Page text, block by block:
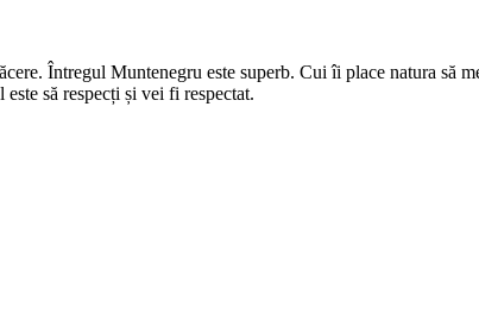
Întregul Muntenegru este superb. Cui îi place natura să
să respecți și vei fi respectat.